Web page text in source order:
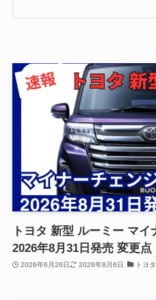
トヨタ 新型 ルーミー マイ
2026年8月31日発売 変更
2026年6月26日 2026年8月6日 トヨタ